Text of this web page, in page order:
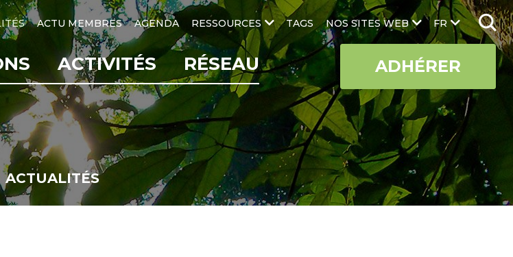
FR
ACTU MEMBRES AGENDA RESSOURCES TAGS NOS SITES WEB
ACTIVITÉS RÉSEAU ADHÉRER
ACTUALITÉS